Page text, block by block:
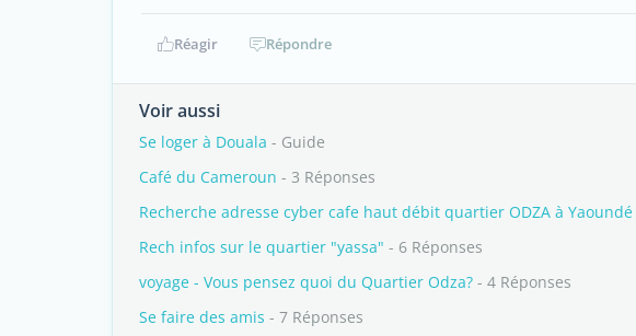
Réagir Répondre
Voir aussi
Se loger à Douala - Guide
Café du Cameroun - 3 Réponses
Recherche adresse cyber cafe haut débit quartier ODZA à Yaoundé
Rech infos sur le quartier "yassa" - 6 Réponses
voyage - Vous pensez quoi du Quartier Odza? - 4 Réponses
Se faire des amis - 7 Réponses